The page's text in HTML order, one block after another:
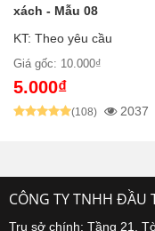
xách - Mẫu 08
KT: Theo yêu cầu
Giá gốc: 10.000₫
5.000₫
(108) 2037
CÔNG TY TNHH ĐẦU
Trụ sở chính: Tầng 21,